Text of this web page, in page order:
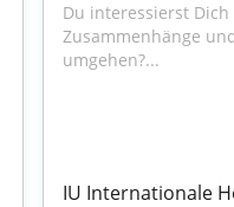
Du interessierst
Zusammenhänge
umgehen?...
IU Internationale